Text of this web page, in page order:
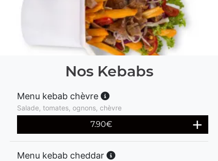
Nos Kebabs
Menu kebab chèvre
Salade, tomates, ognons, chèvre
7.90€
Menu kebab cheddar